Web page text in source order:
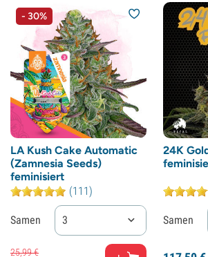
- 30%
LA Kush Cake Automatic
(Zamnesia Seeds)
feminisiert
(111)
Samen 3
25,99€
24K
Samen